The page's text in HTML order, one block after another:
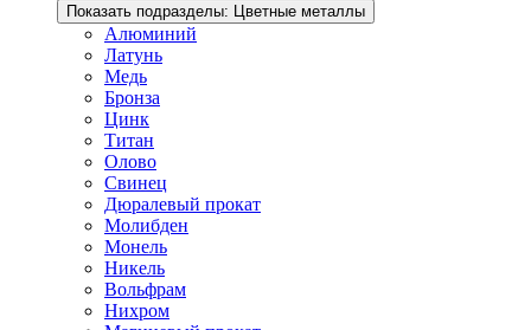
Показать подразделы: Цветные металлы
Алюминий
Латунь
Медь
Бронза
Цинк
Титан
Олово
Свинец
Дюралевый прокат
Молибден
Монель
Никель
Вольфрам
Нихром